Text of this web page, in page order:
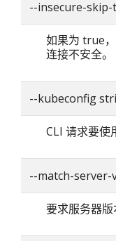
--insecure-
如果为 true
连接不安全。
--kubeconfig
CLI 请求要使
--match-server-
要求服务器版